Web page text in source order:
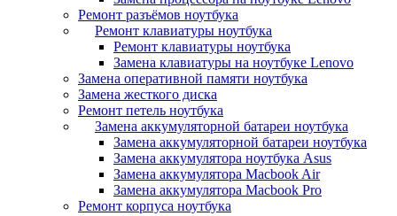
Ремонт разъёмов ноутбука
Ремонт клавиатуры ноутбука
Ремонт клавиатуры ноутбука
Замена клавиатуры на ноутбуке Lenovo
Замена оперативной памяти ноутбука
Замена жесткого диска
Ремонт петель ноутбука
Замена аккумуляторной батареи ноутбука
Замена аккумуляторной батареи ноутбука
Замена аккумулятора ноутбука Asus
Замена аккумулятора Macbook Air
Замена аккумулятора Macbook Pro
Ремонт корпуса ноутбука